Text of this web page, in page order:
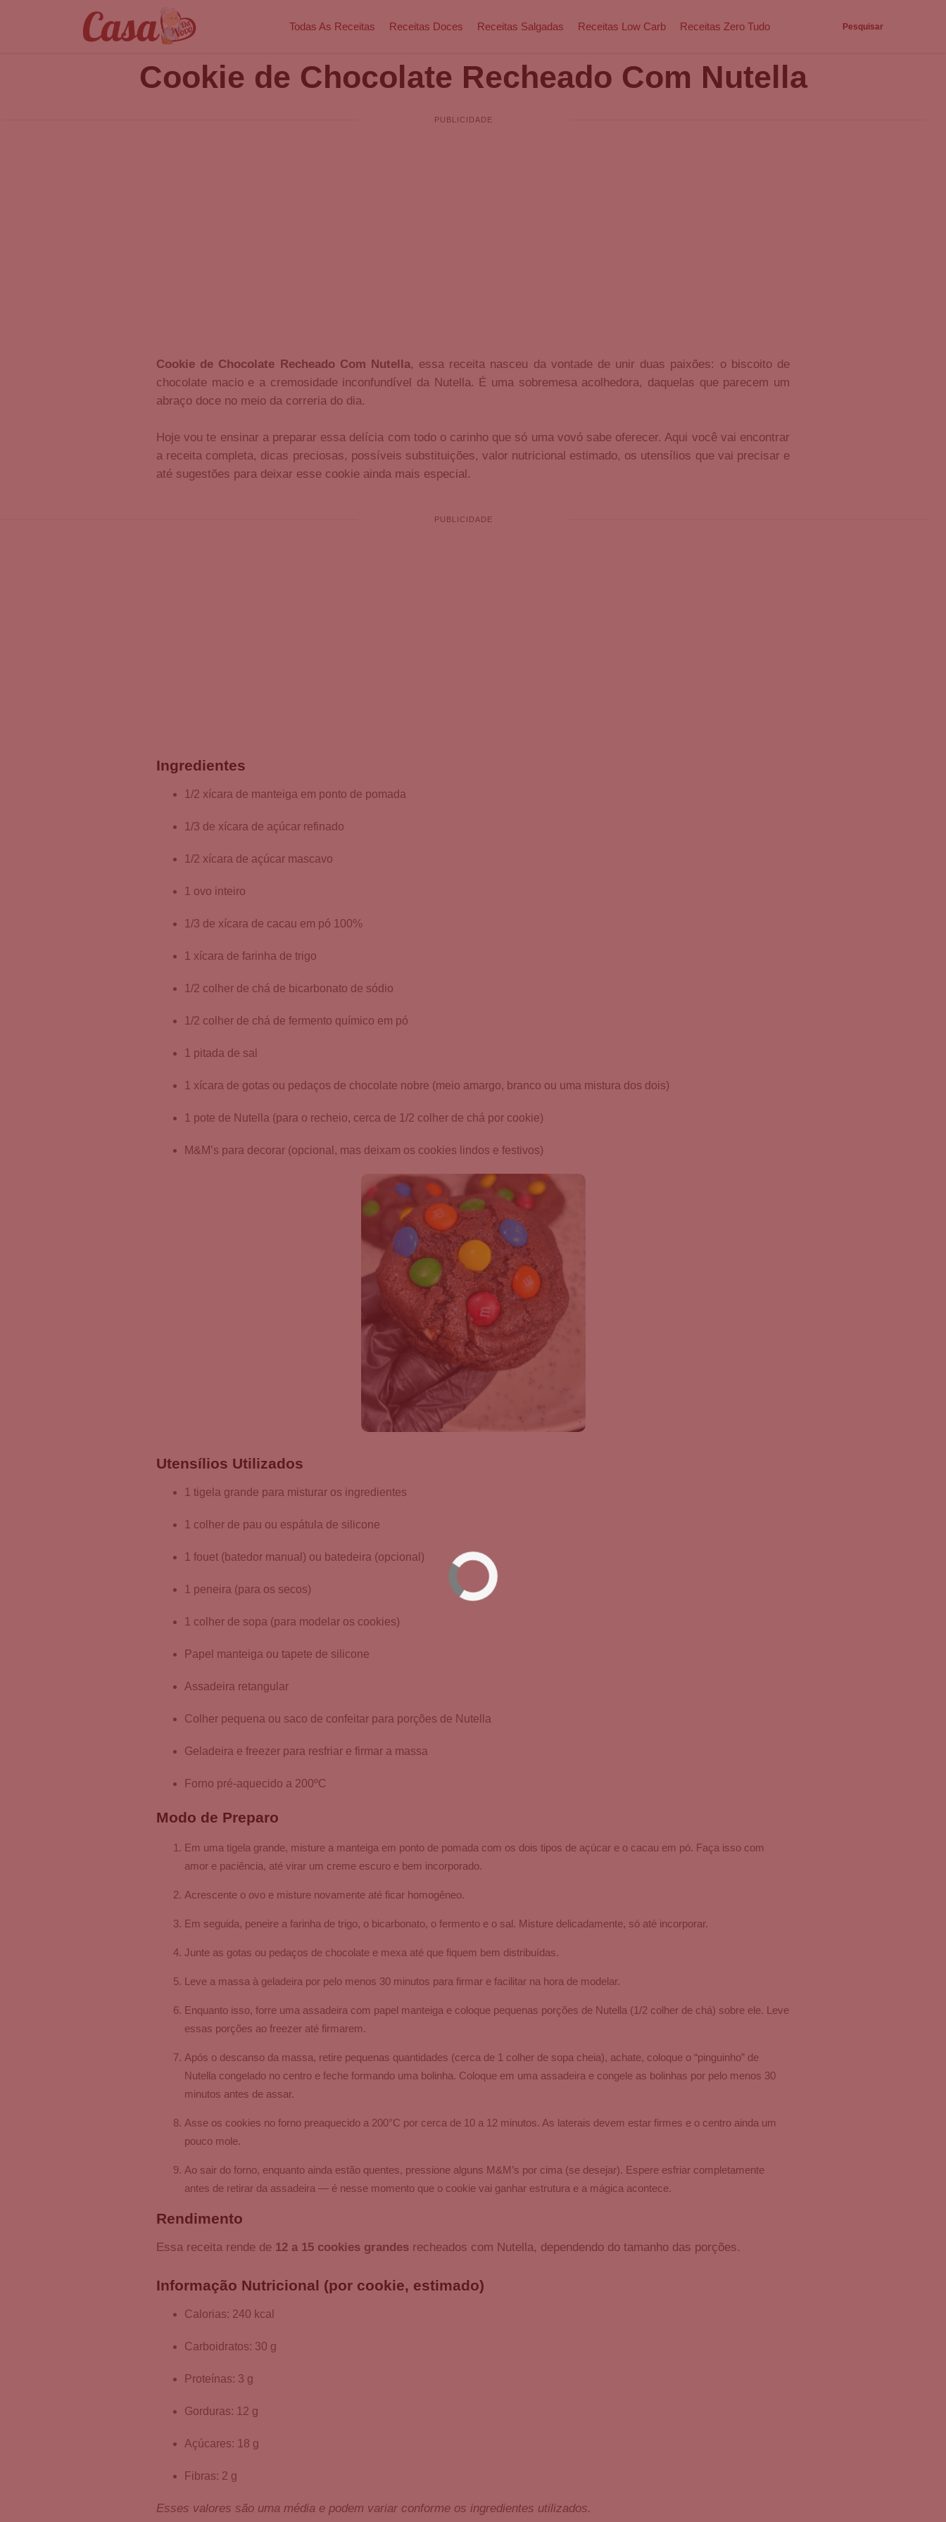
Todas As Receitas Receitas Doces Receitas Salgadas Receitas Low Carb Receitas Zero Tudo Pesquisar
Cookie de Chocolate Recheado Com Nutella
Cookie de Chocolate Recheado Com Nutella, essa receita nasceu da vontade de unir duas paixões: o biscoito de
chocolate macio e a cremosidade inconfundível da Nutella. É uma sobremesa acolhedora, daquelas que parecem um
abraço doce no meio da correria do dia.
Hoje vou te ensinar a preparar essa delícia com todo o carinho que só uma vovó sabe oferecer. Aqui você vai encontrar
a receita completa, dicas preciosas, possíveis substituições, valor nutricional estimado, os utensílios que vai precisar e
até sugestões para deixar esse cookie ainda mais especial.
Ingredientes
1/2 xícara de manteiga em ponto de pomada
1/3 de xícara de açúcar refinado
1/2 xícara de açúcar mascavo
1 ovo inteiro
1/3 de xícara de cacau em pó 100%
1 xícara de farinha de trigo
1/2 colher de chá de bicarbonato de sódio
1/2 colher de chá de fermento químico em pó
1 pitada de sal
1 xícara de gotas ou pedaços de chocolate nobre (meio amargo, branco ou uma mistura dos dois)
1 pote de Nutella (para o recheio, cerca de 1/2 colher de chá por cookie)
M&M’s para decorar (opcional, mas deixam os cookies lindos e festivos)
Utensílios Utilizados
1 tigela grande para misturar os ingredientes
1 colher de pau ou espátula de silicone
1 fouet (batedor manual) ou batedeira (opcional)
1 peneira (para os secos)
1 colher de sopa (para modelar os cookies)
Papel manteiga ou tapete de silicone
Assadeira retangular
Colher pequena ou saco de confeitar para porções de Nutella
Geladeira e freezer para resfriar e firmar a massa
Forno pré-aquecido a 200ºC
Modo de Preparo
Em uma tigela grande, misture a manteiga em ponto de pomada com os dois tipos de açúcar e o cacau em pó. Faça isso com
amor e paciência, até virar um creme escuro e bem incorporado.
Acrescente o ovo e misture novamente até ficar homogêneo.
Em seguida, peneire a farinha de trigo, o bicarbonato, o fermento e o sal. Misture delicadamente, só até incorporar.
Junte as gotas ou pedaços de chocolate e mexa até que fiquem bem distribuídas.
Leve a massa à geladeira por pelo menos 30 minutos para firmar e facilitar na hora de modelar.
Enquanto isso, forre uma assadeira com papel manteiga e coloque pequenas porções de Nutella (1/2 colher de chá) sobre ele. Leve
essas porções ao freezer até firmarem.
Após o descanso da massa, retire pequenas quantidades (cerca de 1 colher de sopa cheia), achate, coloque o “pinguinho” de
Nutella congelado no centro e feche formando uma bolinha. Coloque em uma assadeira e congele as bolinhas por pelo menos 30
minutos antes de assar.
Asse os cookies no forno preaquecido a 200°C por cerca de 10 a 12 minutos. As laterais devem estar firmes e o centro ainda um
pouco mole.
Ao sair do forno, enquanto ainda estão quentes, pressione alguns M&M’s por cima (se desejar). Espere esfriar completamente
antes de retirar da assadeira — é nesse momento que o cookie vai ganhar estrutura e a mágica acontece.
Rendimento
Essa receita rende de 12 a 15 cookies grandes recheados com Nutella, dependendo do tamanho das porções.
Informação Nutricional (por cookie, estimado)
Calorias: 240 kcal
Carboidratos: 30 g
Proteínas: 3 g
Gorduras: 12 g
Açúcares: 18 g
Fibras: 2 g
Esses valores são uma média e podem variar conforme os ingredientes utilizados.